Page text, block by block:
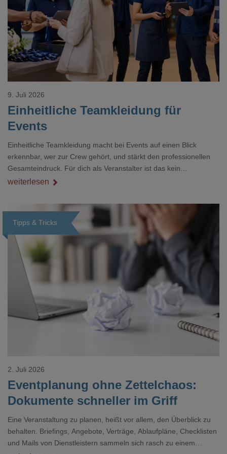
Loading...
Einheitliche Teamkleidung für
Events
9. Juli 2026
Einheitliche Teamkleidung macht bei Events auf einen Blick
erkennbar, wer zur Crew gehört, und stärkt den professionellen
Gesamteindruck. Für dich als Veranstalter ist das kein
Nebenthema: Bei Textilien mit Stickerei oder mehreren
weiterlesen
Tipps & Tricks
Loading...
Eventplanung ohne Zettelchaos:
Dokumente schneller im Griff
2. Juli 2026
Eine Veranstaltung zu planen, heißt vor allem, den Überblick zu
behalten. Briefings, Angebote, Verträge, Ablaufpläne, Checklisten
und Mails von Dienstleistern sammeln sich rasch zu einem